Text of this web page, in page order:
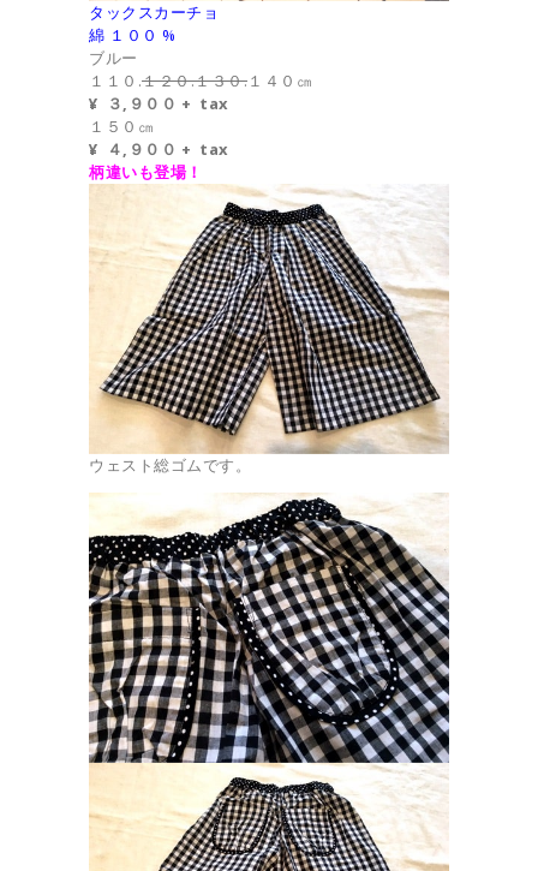
タックスカーチョ
綿 １００ %
ブルー
１１０.１２０.１３０.１４０㎝
¥ ３,９００ + tax
１５０㎝
¥ ４,９００ + tax
柄違いも登場！
ウェスト総ゴムです。